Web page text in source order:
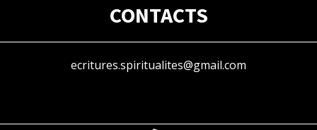
CONTACTS
ecritures.spiritualites@gmail.com